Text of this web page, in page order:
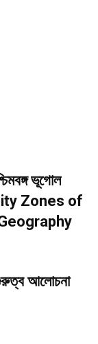
ভূগোল
Zones of
আলোচনা